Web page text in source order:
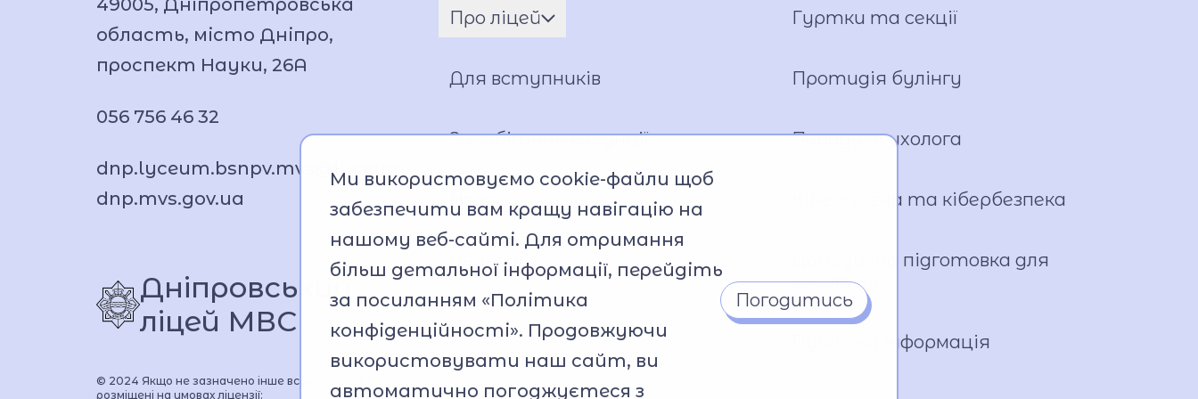
спілкування в укритті.
49005, Дніпропетровська
область, місто Дніпро,
проспект Науки, 26А
056 756 46 32
dnp.lyceum.bsnpv.mvs@lyceum-
dnp.mvs.gov.ua
Дніпровський
ліцей МВС
© 2024 Якщо не зазначено інше всі матеріали
розміщені на умовах ліцензії:
Про ліцей
Установчі документи
Матеріально-технічна база
Національно-патріотичне
виховання
Фото та відео галерея
Віртуальний тур
Відеопроект "Вихователі
ліцею"
Відеопроєкт «Кирилиця»
Для вступників
Запобігання корупції
Анонси
Гуртки та секції
Протидія булінгу
Поради психолога
Кібергігієна та кібербезпека
Домедична підготовка для
школярів
Публічна інформація
Ми використовуємо cookie-файли щоб
забезпечити вам кращу навігацію на
нашому веб-сайті. Для отримання
більш детальної інформації, перейдіть
за посиланням «Політика
конфіденційності». Продовжуючи
використовувати наш сайт, ви
автоматично погоджуєтеся з
Погодитись